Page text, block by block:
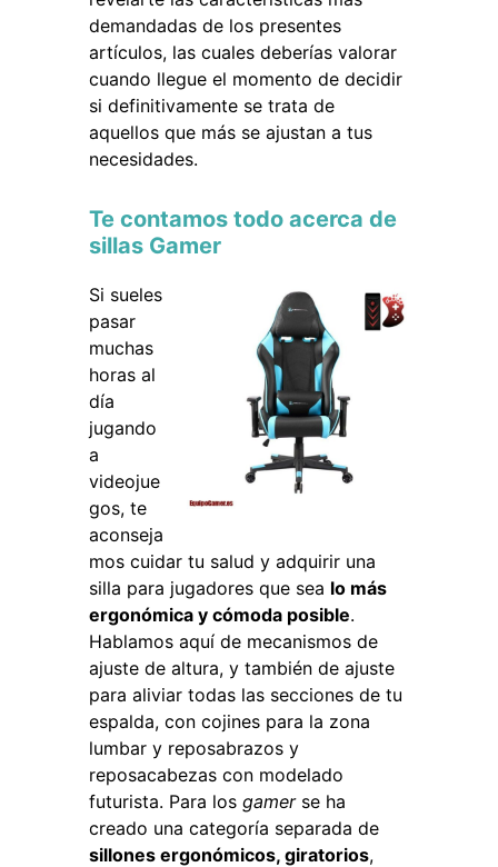
demandadas de los presentes
artículos, las cuales deberías valorar
cuando llegue el momento de decidir
si definitivamente se trata de
aquellos que más se ajustan a tus
necesidades.
Te contamos todo acerca de
sillas Gamer
Si sueles
pasar
muchas
horas al
día
jugando
a
videojue
gos, te
aconseja
mos cuidar tu salud y adquirir una
silla para jugadores que sea lo más
ergonómica y cómoda posible.
Hablamos aquí de mecanismos de
ajuste de altura, y también de ajuste
para aliviar todas las secciones de tu
espalda, con cojines para la zona
lumbar y reposabrazos y
reposacabezas con modelado
futurista. Para los gamerse ha
creado una categoría separada de
sillones ergonómicos, giratorios,